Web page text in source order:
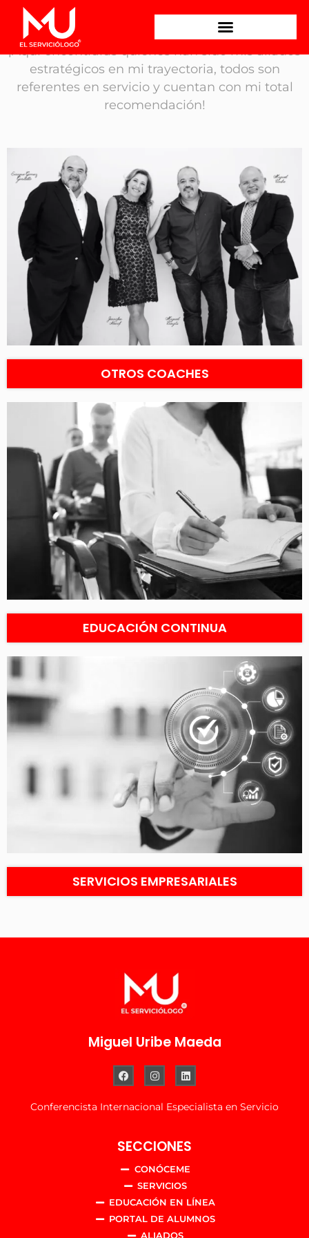
¡Aquí encontrarás quienes han sido mis aliados
estratégicos en mi trayectoria, todos son
referentes en servicio y cuentan con mi total
recomendación!
OTROS COACHES
EDUCACIÓN CONTINUA
SERVICIOS EMPRESARIALES
Miguel Uribe Maeda
Conferencista Internacional Especialista en Servicio
SECCIONES
CONÓCEME
SERVICIOS
EDUCACIÓN EN LÍNEA
PORTAL DE ALUMNOS
ALIADOS